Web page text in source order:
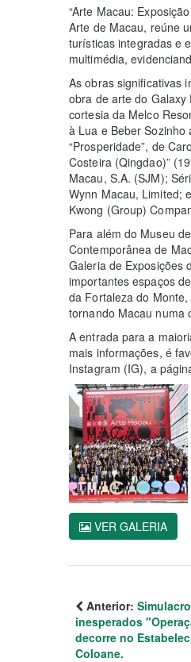
“Arte Macau:
Arte de Macau, reúne
turísticas integradas e
multimédia,
As obras significativas
obra de arte do Galaxy
cortesia da Melco
à Lua e Beber Sozinho
“Prosperidade”, de
Costeira (Qingdao)”
Macau, S.A. (SJM);
Wynn Macau, Limited;
Kwong (Group)
Para além do Museu
Contemporânea de
Galeria de Exposições
importantes espaços
da Fortaleza do
tornando Macau numa
A entrada para a
mais informações, é
Instagram (IG), a
VER GALERIA
Anterior:
inesperados
decorre no
Coloane.